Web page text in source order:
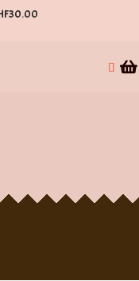
30.00